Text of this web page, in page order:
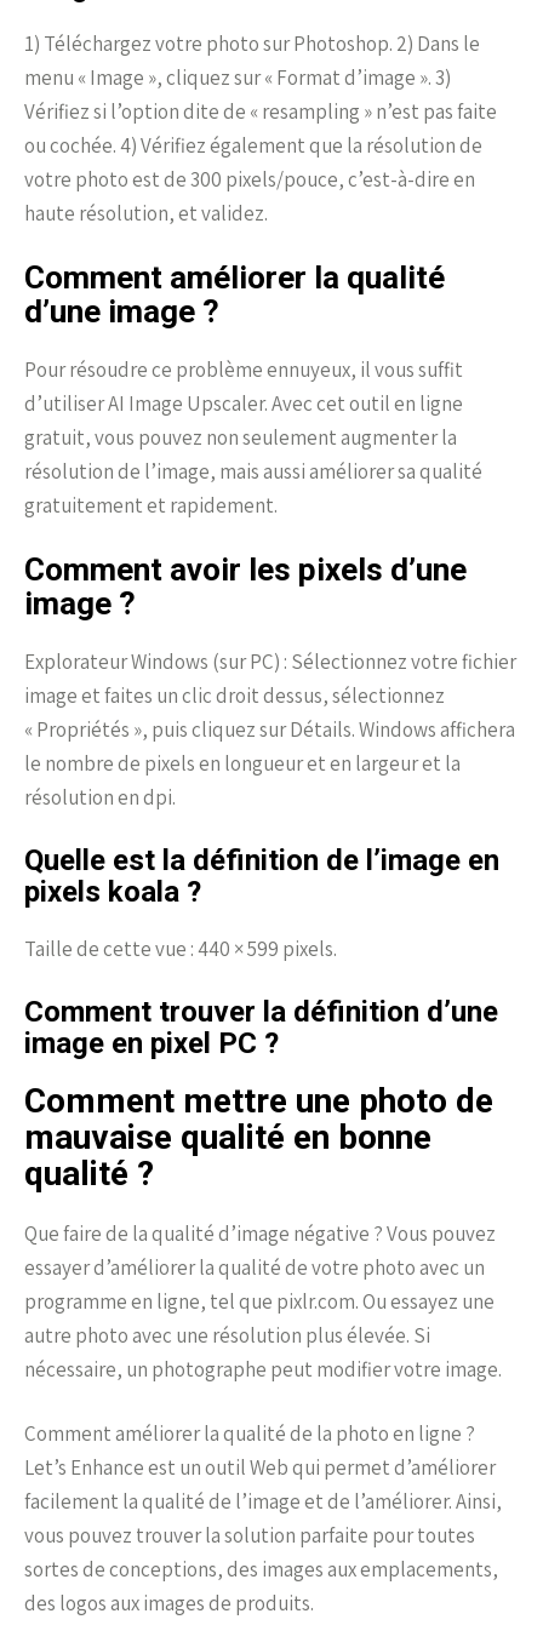
1) Téléchargez votre photo sur Photoshop. 2) Dans le
menu « Image », cliquez sur « Format d’image ». 3)
Vérifiez si l’option dite de « resampling » n’est pas faite
ou cochée. 4) Vérifiez également que la résolution de
votre photo est de 300 pixels/pouce, c’est-à-dire en
haute résolution, et validez.
Comment améliorer la qualité
d’une image ?
Pour résoudre ce problème ennuyeux, il vous suffit
d’utiliser AI Image Upscaler. Avec cet outil en ligne
gratuit, vous pouvez non seulement augmenter la
résolution de l’image, mais aussi améliorer sa qualité
gratuitement et rapidement.
Comment avoir les pixels d’une
image ?
Explorateur Windows (sur PC) : Sélectionnez votre fichier
image et faites un clic droit dessus, sélectionnez
« Propriétés », puis cliquez sur Détails. Windows affichera
le nombre de pixels en longueur et en largeur et la
résolution en dpi.
Quelle est la définition de l’image en
pixels koala ?
Taille de cette vue : 440 × 599 pixels.
Comment trouver la définition d’une
image en pixel PC ?
Comment mettre une photo de
mauvaise qualité en bonne
qualité ?
Que faire de la qualité d’image négative ? Vous pouvez
essayer d’améliorer la qualité de votre photo avec un
programme en ligne, tel que pixlr.com. Ou essayez une
autre photo avec une résolution plus élevée. Si
nécessaire, un photographe peut modifier votre image.
Comment améliorer la qualité de la photo en ligne ?
Let’s Enhance est un outil Web qui permet d’améliorer
facilement la qualité de l’image et de l’améliorer. Ainsi,
vous pouvez trouver la solution parfaite pour toutes
sortes de conceptions, des images aux emplacements,
des logos aux images de produits.